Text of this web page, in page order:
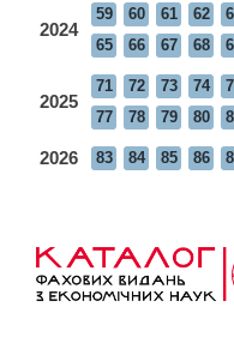
2024
59 60 61 62
65
66 67 68
2025
71 72 73 74
77
78 79 80
2026 83 84 85 86